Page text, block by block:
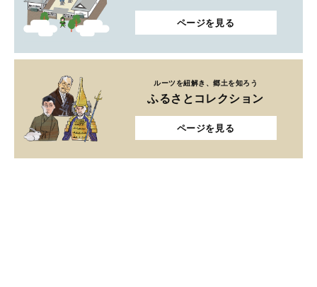
ページを見る
ルーツを紐解き、郷土を知ろう
ふるさとコレクション
ページを見る